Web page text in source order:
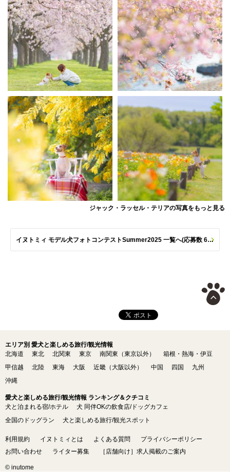
ジャック・ラッセル・テリアの写真をもっと見る
イヌトミィ モデル犬フォトコンテストSummer2025 一覧へ(応募数 651枚)
エリア別 愛犬と楽しめる旅行/観光情報
北海道
東北 北関東 東京 南関東（東京以外）
箱根・熱海・伊豆
甲信越
北陸 東海 大阪 近畿（大阪以外） 中国 四国
九州
沖縄
愛犬と楽しめる旅行/観光情報 ランキング＆クチコミ
犬と泊まれる宿/ホテル
犬 同伴OKの飲食店/ドッグカフェ
全国のドッグラン
犬と楽しめる旅行/観光スポット
利用規約 イヌトミィとは よくある質問
プライバシーポリシー
お問い合わせ
ライター募集 ［店舗向け］求人掲載のご案内
© inutome